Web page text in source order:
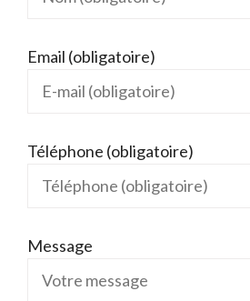
Email (obligatoire)
Téléphone (obligatoire)
Message